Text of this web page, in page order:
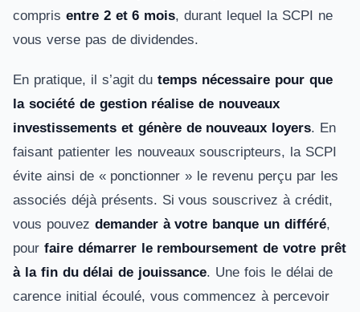
compris entre 2 et 6 mois, durant lequel la SCPI ne
vous verse pas de dividendes.
En pratique, il s’agit dutemps nécessaire pour que
la société de gestion réalise de nouveaux
investissements et génère de nouveaux loyers. En
faisant patienter les nouveaux souscripteurs, la SCPI
évite ainsi de « ponctionner » le revenu perçu par les
associés déjà présents. Si vous souscrivez à crédit,
vous pouvez demander à votre banque un différé,
pour faire démarrer le remboursement de votre prêt
à la fin du délai de jouissance. Une fois le délai de
carence initial écoulé, vous commencez à percevoir